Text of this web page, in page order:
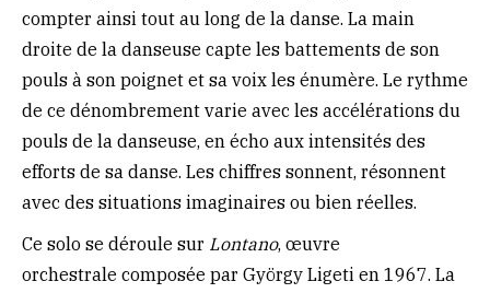
compter ainsi tout au long de la danse. La main
droite de la danseuse capte les battements de son
pouls à son poignet et sa voix les énumère. Le rythme
de ce dénombrement varie avec les accélérations du
pouls de la danseuse, en écho aux intensités des
efforts de sa danse. Les chiffres sonnent, résonnent
avec des situations imaginaires ou bien réelles.
Ce solo se déroule sur Lontano, œuvre
orchestrale composée par György Ligeti en 1967. La